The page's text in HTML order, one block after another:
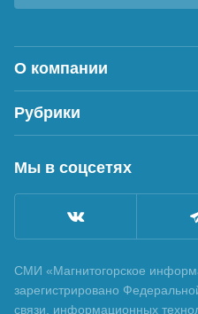
О компании
Рубрики
Мы в соцсетях
СМИ «Магнитогорское
зарегистрировано
связи, информационных